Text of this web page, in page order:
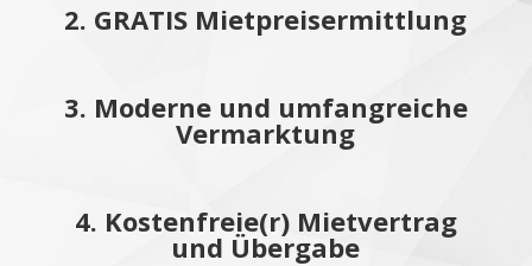
2. GRATIS Mietpreisermittlung
3. Moderne und umfangreiche
Vermarktung
4. Kostenfreie(r) Mietvertrag
und Übergabe